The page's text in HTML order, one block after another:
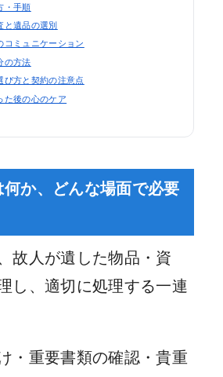
・手順
と遺品の選別
コミュニケーション
の方法
び方と契約の注意点
た後の心のケア
か、どんな場面で必要
故人が遺した物品・資
し、適切に処理する一連
・重要書類の確認・貴重